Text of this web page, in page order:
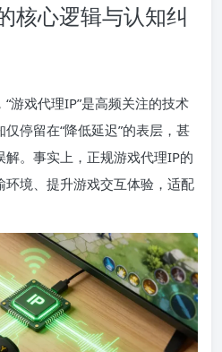
核心逻辑与认知纠
游戏代理IP”是高频关注的技术
停留在“降低延迟”的表层，甚
。事实上，正规游戏代理IP的
境、提升游戏交互体验，适配